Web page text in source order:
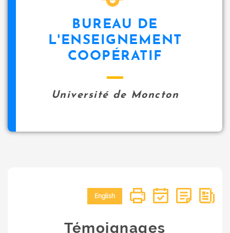
BUREAU DE
L'ENSEIGNEMENT
COOPÉRATIF
Université de Moncton
English
Témoignages